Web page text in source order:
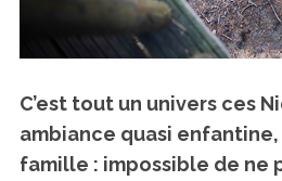
C’est tout un univers ces
ambiance quasi
famille : impossible de ne